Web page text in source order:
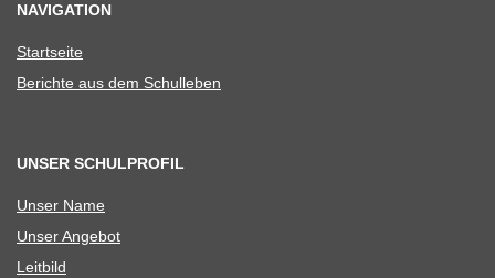
NAVIGATION
Start­seite
Berichte aus dem Schulleben
UNSER SCHULPROFIL
Unser Name
Unser Ange­bot
Leit­bild